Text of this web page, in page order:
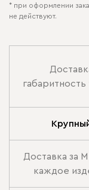
* при оформлении
не действуют.
габаритность
Доставка за
каждое